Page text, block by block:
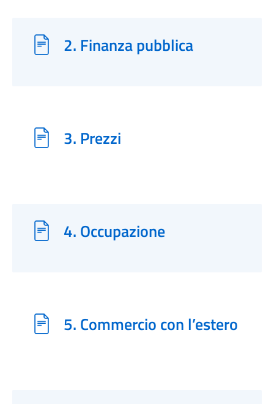
2. Finanza pubblica
3. Prezzi
4. Occupazione
5. Commercio con l’estero